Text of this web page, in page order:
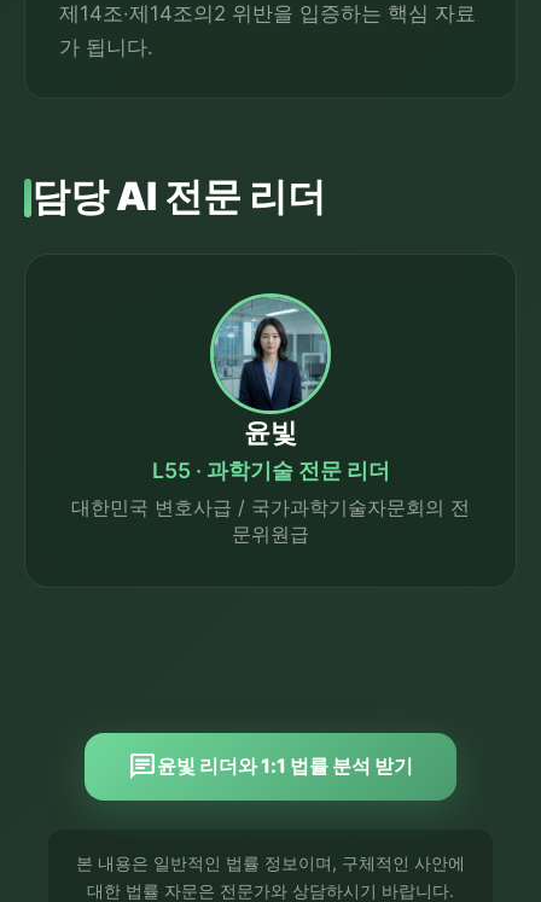
제14조·제14조의2 위반을 입증하는 핵심 자료
가 됩니다.
담당 AI 전문 리더
윤빛
L55 · 과학기술 전문 리더
대한민국 변호사급 / 국가과학기술자문회의 전
문위원급
chat윤빛 리더와 1:1 법률 분석 받기
본 내용은 일반적인 법률 정보이며, 구체적인 사안에
대한 법률 자문은 전문가와 상담하시기 바랍니다.